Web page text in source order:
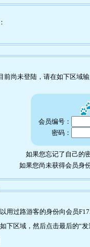
前尚未登陆，请在如下区域
会员编号：
密码：
如果您忘记了自己的
如果您尚未获得会员身
用过路游客的身份向会员
下区域，然后点击最后的“